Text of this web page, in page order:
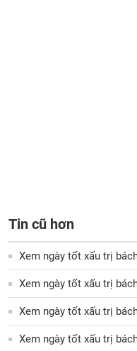
Tin cũ hơn
Xem ngày tốt xấu trị
Xem ngày tốt xấu trị
Xem ngày tốt xấu trị
Xem ngày tốt xấu trị